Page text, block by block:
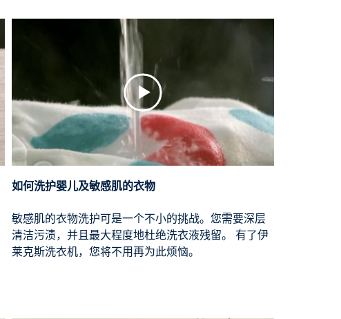
如何洗护婴儿及敏感肌的衣物
敏感肌的衣物洗护可是一个不小的挑战。您需要深层
清洁污渍，并且最大程度地杜绝洗衣液残留。 有了伊
莱克斯洗衣机，您将不用再为此烦恼。